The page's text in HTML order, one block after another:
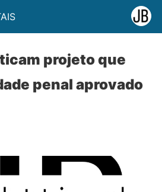
projeto que
penal aprovado